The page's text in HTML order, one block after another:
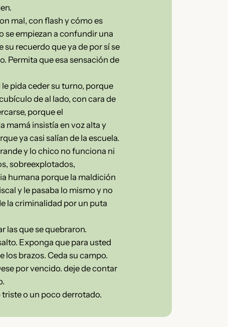
mal, con flash y cómo es
se empiezan a confundir una
recuerdo que ya de por sí se
Permita que esa sensación de
pida ceder su turno, porque
de al lado, con cara de
porque el
mamá insistía en voz alta y
ya casi salían de la escuela.
y lo chico no funciona ni
sobreexplotados,
humana porque la maldición
y le pasaba lo mismo y no
la criminalidad por un puta
las que se quebraron.
Exponga que para usted
los brazos. Ceda su campo.
por vencido. deje de contar
triste o un poco derrotado.